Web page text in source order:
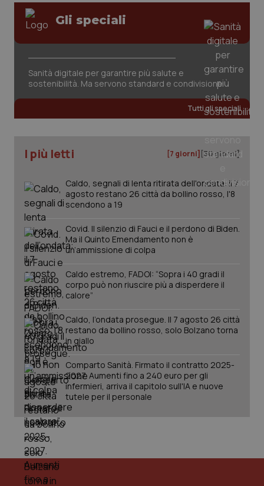
Gli speciali
Sanità digitale per garantire più salute e
sostenibilità. Ma servono standard e condivisione
Tutti gli speciali
I più letti [7 giorni] [30 giorni]
Caldo, segnali di lenta ritirata dell'ondata: il 7
agosto restano 26 città da bollino rosso, l'8
scendono a 19
Covid. Il silenzio di Fauci e il perdono di Biden.
Ma il Quinto Emendamento non è
un’ammissione di colpa
Caldo estremo, FADOI: “Sopra i 40 gradi il
corpo può non riuscire più a disperdere il
calore”
Caldo, l’ondata prosegue. Il 7 agosto 26 città
restano da bollino rosso, solo Bolzano torna
in giallo
Comparto Sanità. Firmato il contratto 2025-
2027. Aumenti fino a 240 euro per gli
infermieri, arriva il capitolo sull'IA e nuove
tutele per il personale
PHPSESSID
PHP.net
www.quotidianosanita.it
mese